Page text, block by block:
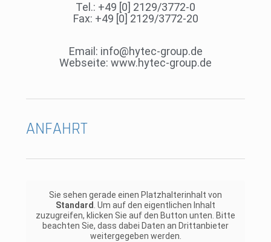
Tel.: +49 [0] 2129/3772-0
Fax: +49 [0] 2129/3772-20
Email: info@hytec-group.de
Webseite: www.hytec-group.de
ANFAHRT
Sie sehen gerade einen Platzhalterinhalt von
Standard. Um auf den eigentlichen Inhalt
zuzugreifen, klicken Sie auf den Button unten. Bitte
beachten Sie, dass dabei Daten an Drittanbieter
weitergegeben werden.